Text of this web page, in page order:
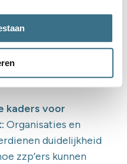
Beleid moet zich
maar op het
kwetsbare
kaders voor
Organisaties en
duidelijkheid
zzp’ers kunnen